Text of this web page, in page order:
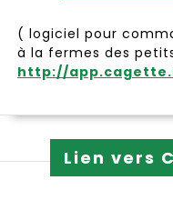
( logiciel pour
à la fermes des
http://
Lien vers